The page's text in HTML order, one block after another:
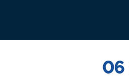
06